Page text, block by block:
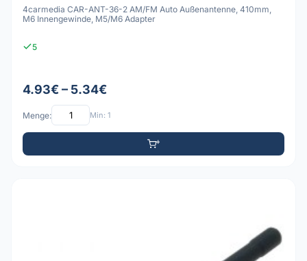
4carmedia CAR-ANT-36-2 AM/FM Auto Außenantenne, 410mm,
M6 Innengewinde, M5/M6 Adapter
5
4.93€ – 5.34€
Menge: Min: 1